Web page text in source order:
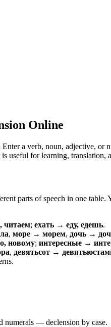
Online
Enter a verb, noun, adjective, or
useful for learning, translation,
parts of speech in one
читаем; ехать → еду, едешь.
, море → морем, дочь →
новому; интересные →
, девятьсот →
numerals — declension by case.